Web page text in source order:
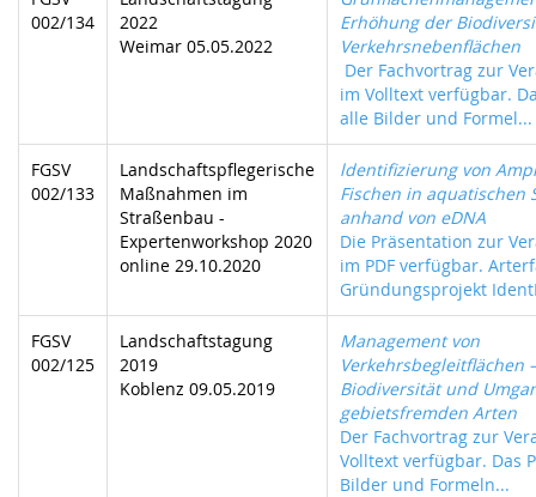
002/134
2022
Weimar 05.05.2022
Erhöhung der
Verkehrsnebenflächen
Der Fachvortrag zur
im Volltext verfügbar.
alle Bilder und Formel...
FGSV
002/133
Landschaftspflegerische
Maßnahmen im
Straßenbau -
Expertenworkshop 2020
online 29.10.2020
ldentifizierung von
Fischen in aquatischen
anhand von eDNA
Die Präsentation zur
im PDF verfügbar.
Gründungsprojekt
FGSV
002/125
Landschaftstagung
2019
Koblenz 09.05.2019
Management von
Verkehrsbegleitflächen
Biodiversität und
gebietsfremden Arten
Der Fachvortrag zur
Volltext verfügbar. Das
Bilder und Formeln...